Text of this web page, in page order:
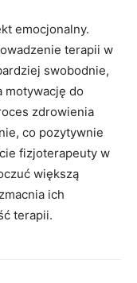
emocjonalny.
terapii w
swobodnie,
motywację do
zdrowienia
co pozytywnie
fizjoterapeuty w
większą
ich
terapii.